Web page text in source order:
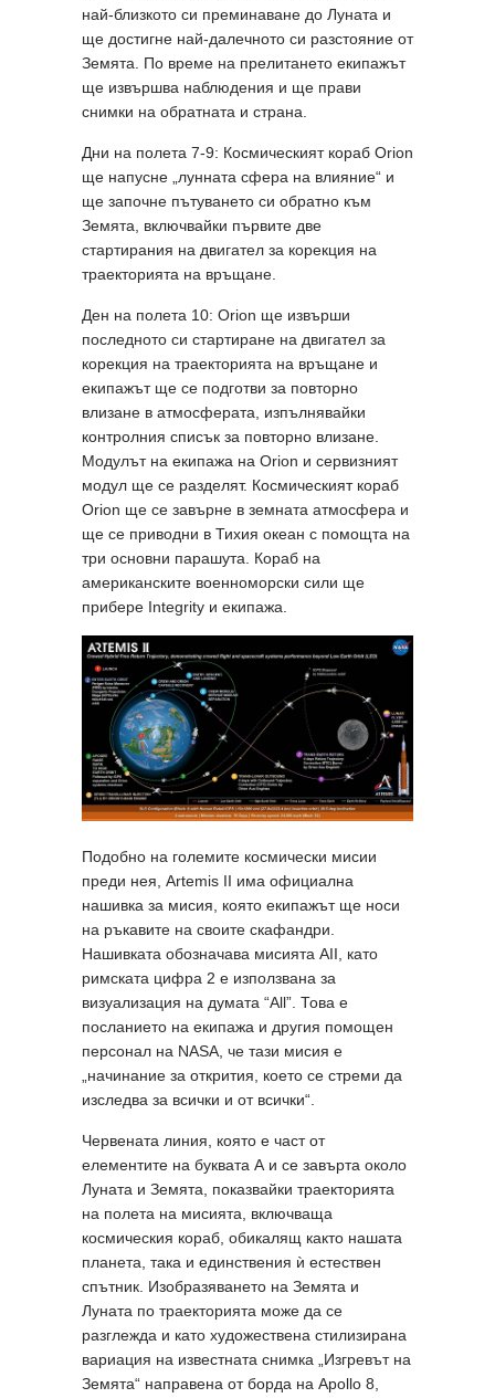
най-близкото си преминаване до Луната и
ще достигне най-далечното си разстояние от
Земята. По време на прелитането екипажът
ще извършва наблюдения и ще прави
снимки на обратната и страна.
Дни на полета 7-9: Космическият кораб Orion
ще напусне „лунната сфера на влияние“ и
ще започне пътуването си обратно към
Земята, включвайки първите две
стартирания на двигател за корекция на
траекторията на връщане.
Ден на полета 10: Orion ще извърши
последното си стартиране на двигател за
корекция на траекторията на връщане и
екипажът ще се подготви за повторно
влизане в атмосферата, изпълнявайки
контролния списък за повторно влизане.
Модулът на екипажа на Orion и сервизният
модул ще се разделят. Космическият кораб
Orion ще се завърне в земната атмосфера и
ще се приводни в Тихия океан с помощта на
три основни парашута. Кораб на
американските военноморски сили ще
прибере Integrity и екипажа.
Подобно на големите космически мисии
преди нея, Artemis II има официална
нашивка за мисия, която екипажът ще носи
на ръкавите на своите скафандри.
Нашивката обозначава мисията AII, като
римската цифра 2 е използвана за
визуализация на думата “All”. Това е
посланието на екипажа и другия помощен
персонал на NASA, че тази мисия е
„начинание за открития, което се стреми да
изследва за всички и от всички“.
Червената линия, която е част от
елементите на буквата А и се завърта около
Луната и Земята, показвайки траекторията
на полета на мисията, включваща
космическия кораб, обикалящ както нашата
планета, така и единствения ѝ естествен
спътник. Изобразяването на Земята и
Луната по траекторията може да се
разглежда и като художествена стилизирана
вариация на известната снимка „Изгревът на
Земята“ направена от борда на Apollo 8,